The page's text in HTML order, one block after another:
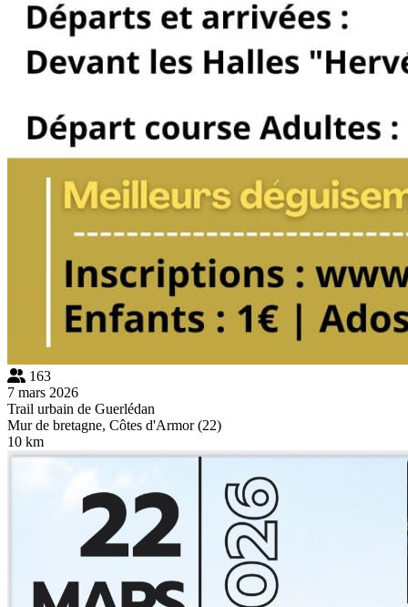
163
7 mars 2026
Trail urbain de Guerlédan
Mur de bretagne, Côtes d'Armor (22)
10 km